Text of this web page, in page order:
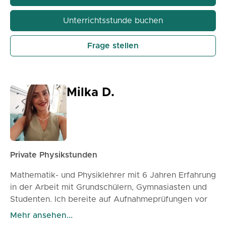
ich eine Grafiktafel, damit die Schüler die Lösung
der Aufgaben in Echtzeit verfolgen können. Alle
Materialien speichere ich in OneNote Notizbüchern
und sende sie Ihnen nach dem Unterricht in
elektronischer Form zu. Preis: 60 Minuten – 1300
Unterrichtsstunde buchen
Frage stellen
Milka D.
Private Physikstunden
Mathematik- und Physiklehrer mit 6 Jahren Erfahrung
in der Arbeit mit Grundschülern, Gymnasiasten und
Studenten. Ich bereite auf Aufnahmeprüfungen vor
und helfe bei der Bewältigung des Schulstoffs. Die
Mehr ansehen...